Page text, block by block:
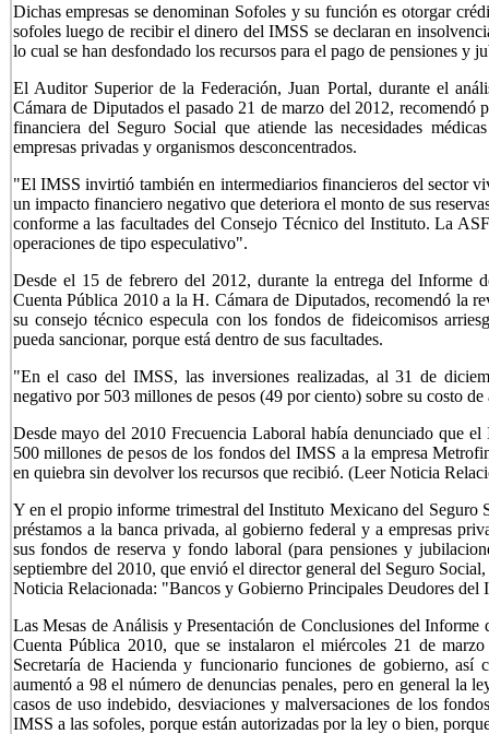
Dichas empresas se denominan Sofoles y su función es otorgar
sofoles luego de recibir el dinero del IMSS se declaran en
lo cual se han desfondado los recursos para el pago de pensiones y
El Auditor Superior de la Federación, Juan Portal, durante el
Cámara de Diputados el pasado 21 de marzo del 2012, recomendó
financiera del Seguro Social que atiende las necesidades
empresas privadas y organismos desconcentrados.
"El IMSS invirtió también en intermediarios financieros del sector
un impacto financiero negativo que deteriora el monto de sus
conforme a las facultades del Consejo Técnico del Instituto. La
operaciones de tipo especulativo".
Desde el 15 de febrero del 2012, durante la entrega del Informe
Cuenta Pública 2010 a la H. Cámara de Diputados, recomendó la
su consejo técnico especula con los fondos de fideicomisos
pueda sancionar, porque está dentro de sus facultades.
"En el caso del IMSS, las inversiones realizadas, al 31 de
negativo por 503 millones de pesos (49 por ciento) sobre su costo
Desde mayo del 2010 Frecuencia Laboral había denunciado que
500 millones de pesos de los fondos del IMSS a la empresa
en quiebra sin devolver los recursos que recibió. (Leer Noticia
Y en el propio informe trimestral del Instituto Mexicano del Seguro
préstamos a la banca privada, al gobierno federal y a empresas
sus fondos de reserva y fondo laboral (para pensiones y
septiembre del 2010, que envió el director general del Seguro
Noticia Relacionada: "Bancos y Gobierno Principales Deudores del
Las Mesas de Análisis y Presentación de Conclusiones del
Cuenta Pública 2010, que se instalaron el miércoles 21 de
Secretaría de Hacienda y funcionario funciones de gobierno, así
aumentó a 98 el número de denuncias penales, pero en general la
casos de uso indebido, desviaciones y malversaciones de los
IMSS a las sofoles, porque están autorizadas por la ley o bien,